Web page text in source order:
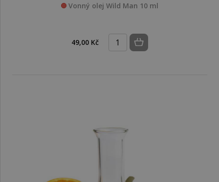
Vonný olej Wild Man 10 ml
49,00 Kč